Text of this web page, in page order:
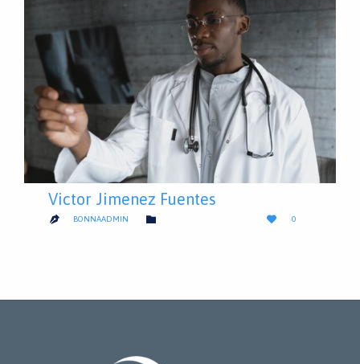
Victor Jimenez Fuentes
 BONNAADMIN  
LOVE
IT
0